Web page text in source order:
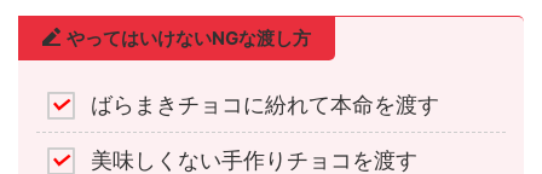
やってはいけないNGな渡し方
ばらまきチョコに紛れて本命を渡す
美味しくない手作りチョコを渡す